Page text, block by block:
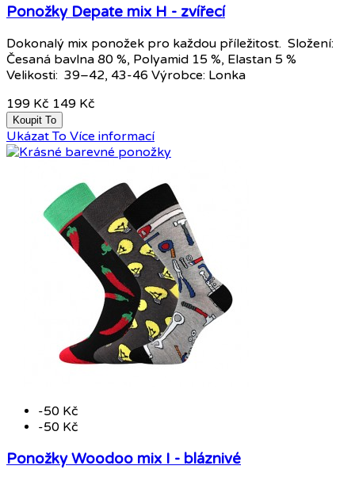
Ponožky Depate mix H - zvířecí
Dokonalý mix ponožek pro každou příležitost. Složení:
Česaná bavlna 80 %, Polyamid 15 %, Elastan 5 %
Velikosti: 39–42, 43-46 Výrobce: Lonka
199 Kč 149 Kč
Koupit To
Ukázat To Více informací
-50 Kč
-50 Kč
Ponožky Woodoo mix I - bláznivé